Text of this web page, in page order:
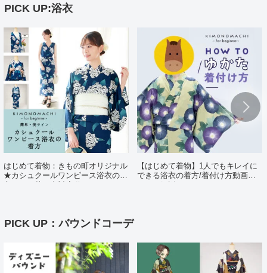
PICK UP:浴衣
はじめて着物：きもの町オリジナル
★カシュクールワンピース浴衣の着
【はじめて着物】1人でもキレイに
できる浴衣の着方/着付け方動画ポ
PICK UP：バウンドコーデ